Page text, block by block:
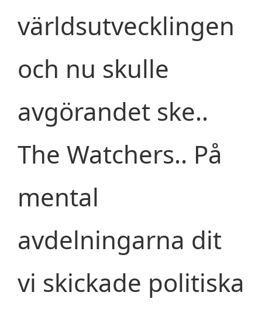
världsutvecklingen
och nu skulle
avgörandet ske..
The Watchers.. På
mental
avdelningarna dit
vi skickade politiska